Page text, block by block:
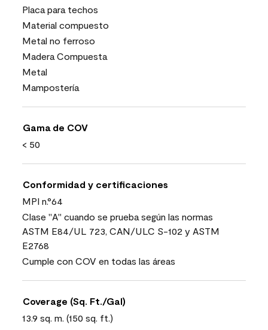
Placa para techos
Material compuesto
Metal no ferroso
Madera Compuesta
Metal
Mampostería
Gama de COV
< 50
Conformidad y certificaciones
MPI n.°64
Clase "A" cuando se prueba según las normas
ASTM E84/UL 723, CAN/ULC S-102 y ASTM
E2768
Cumple con COV en todas las áreas
Coverage (Sq. Ft./Gal)
13.9 sq. m. (150 sq. ft.)